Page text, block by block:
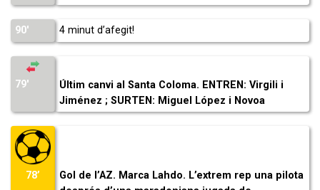
90′ 4 minut d’afegit!
79′
Últim canvi al Santa Coloma. ENTREN: Virgili i
Jiménez ; SURTEN: Miguel López i Novoa
78’
Gol de l’AZ. Marca Lahdo. L’extrem rep una pilota